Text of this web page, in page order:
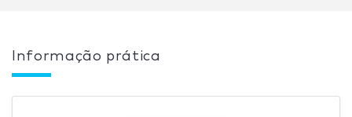
Informação prática